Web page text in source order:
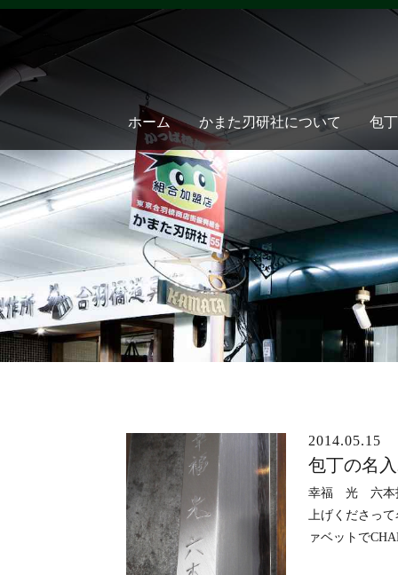
ホーム かまた刃研社について 包
ブログ 2014.05.15
包丁の名
幸福 光 六本指
上げくださっ
ァベットで